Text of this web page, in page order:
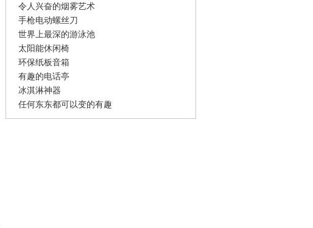
令人兴奋的烟雾艺术
手枪电动螺丝刀
世界上最深的游泳池
太阳能休闲椅
环保纸板音箱
有趣的电话亭
冰淇淋神器
任何东东都可以变的有趣